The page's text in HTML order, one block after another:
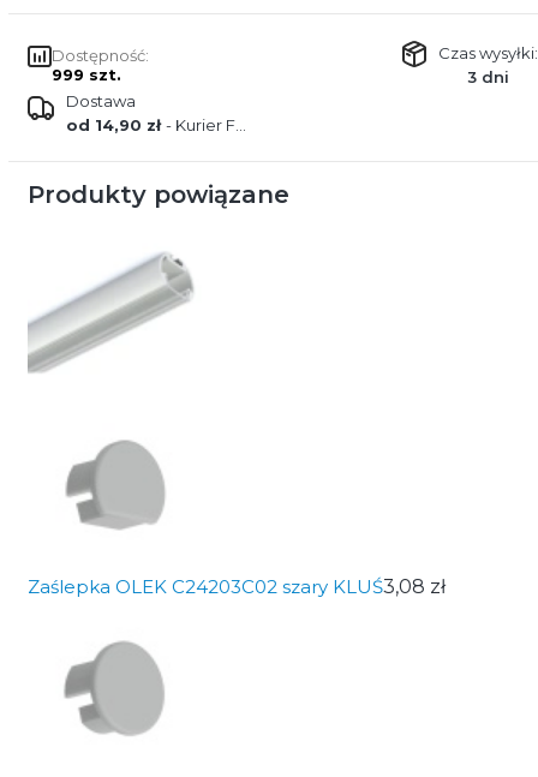
Dostępność:
999 szt.
Czas wysyłki:
3 dni
Dostawa
od 14,90 zł- Kurier FEDEX
Produkty powiązane
Zaślepka OLEK C24203C02 szary KLUŚ3,08 zł